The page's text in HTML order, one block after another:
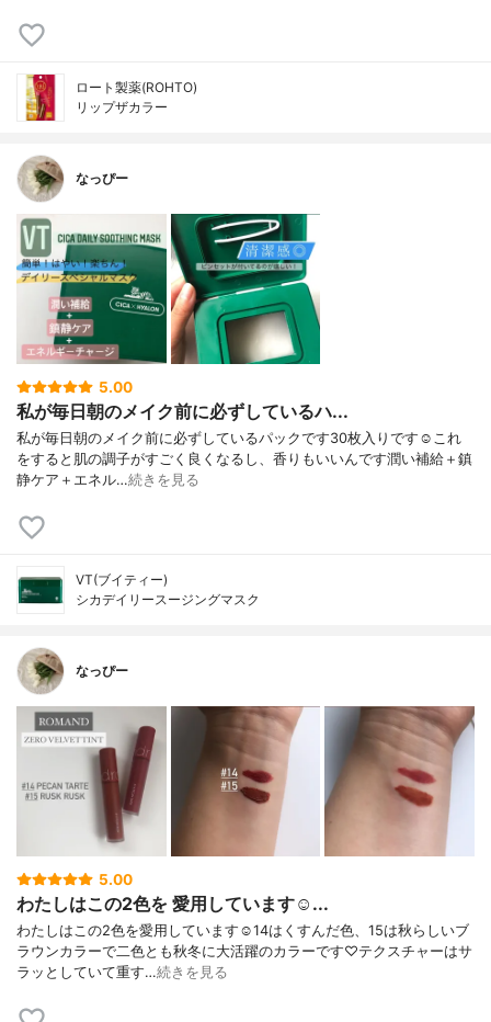
ロート製薬(ROHTO)
リップザカラー
なっぴー
5.00
私が毎日朝のメイク前に必ずしているハ...
私が毎日朝のメイク前に必ずしているパックです30枚入りです☺︎これ
をすると肌の調子がすごく良くなるし、香りもいいんです潤い補給＋鎮
静ケア＋エネル…続きを見る
VT(ブイティー)
シカデイリースージングマスク
なっぴー
5.00
わたしはこの2色を 愛用しています☺︎...
わたしはこの2色を愛用しています☺︎14はくすんだ色、15は秋らしいブ
ラウンカラーで二色とも秋冬に大活躍のカラーです♡テクスチャーはサ
ラッとしていて重す…続きを見る